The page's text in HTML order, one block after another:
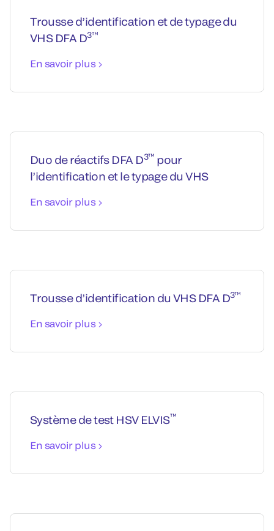
Trousse d’identification et de typage du
VHS DFA D3™
En savoir plus
Duo de réactifs DFA D3™ pour
l’identification et le typage du VHS
En savoir plus
Trousse d’identification du VHS DFA D3™
En savoir plus
Système de test HSV ELVIS™
En savoir plus